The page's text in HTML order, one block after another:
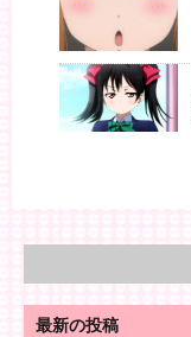
最新の投稿